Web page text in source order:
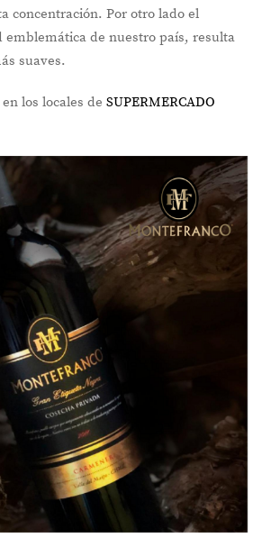
concentración. Por otro lado el
emblemática de nuestro país, resulta
suaves.
los locales de SUPERMERCADO